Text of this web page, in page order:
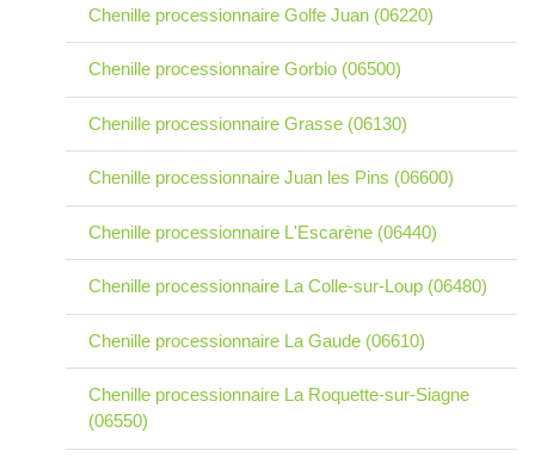
Chenille processionnaire Golfe Juan (06220)
Chenille processionnaire Gorbio (06500)
Chenille processionnaire Grasse (06130)
Chenille processionnaire Juan les Pins (06600)
Chenille processionnaire L'Escarène (06440)
Chenille processionnaire La Colle-sur-Loup (06480)
Chenille processionnaire La Gaude (06610)
Chenille processionnaire La Roquette-sur-Siagne
(06550)